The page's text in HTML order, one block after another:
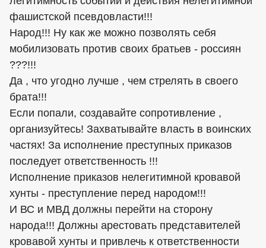
фашистской псевдовласти!!!
Народ!!! Ну как же можно позволять себя
мобилизовать против своих братьев - россиян
???!!!
Да , что угодно лучше , чем стрелять в своего
брата!!!
Если попали, создавайте сопротивление ,
организуйтесь! Захватывайте власть в воинских
частях! За исполнение преступных приказов
последует ответственность !!!
Исполнение приказов нелегитимной кровавой
хунты - преступление перед народом!!!
И ВС и МВД должны перейти на сторону
народа!!! Должны арестовать представителей
кровавой хунты и привлечь к ответственности